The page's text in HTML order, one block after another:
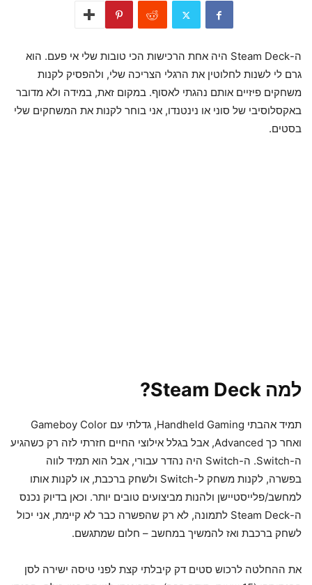
ה-Steam Deck היה אחת הרכישות הכי טובות שלי אי פעם. הוא
גרם לי לשנות לחלוטין את הרגלי הצריכה שלי, ולהפסיק לקנות
משחקים פיזיים אותם נהגתי לאסוף. במקום זאת, במידה ולא מדובר
באקסלוסיבי של סוני או נינטנדו, אני בוחר לקנות את המשחקים שלי
בסטים.
למה Steam Deck?
תמיד אהבתי Handheld Gaming, גדלתי עם Gameboy Color
ואחר כך Advanced, אבל בגלל אילוצי החיים חזרתי לזה רק כשהגיע
ה-Switch. ה-Switch היה נהדר עבורי, אבל הוא תמיד לווה
בפשרה, לקנות משחק ל-Switch ולשחק ברכבת, או לקנות אותו
למחשב/פלייסטיישן ולהנות מביצועים טובים יותר. וכאן בדיוק נכנס
ה-Steam Deck לתמונה, לא רק שהפשרה כבר לא קיימת, אני יכול
לשחק ברכבת ואז להמשיך במחשב – חלום שמתגשם.
את ההחלטה לרכוש סטים דק קיבלתי קצת לפני טיסה ישירה לסן